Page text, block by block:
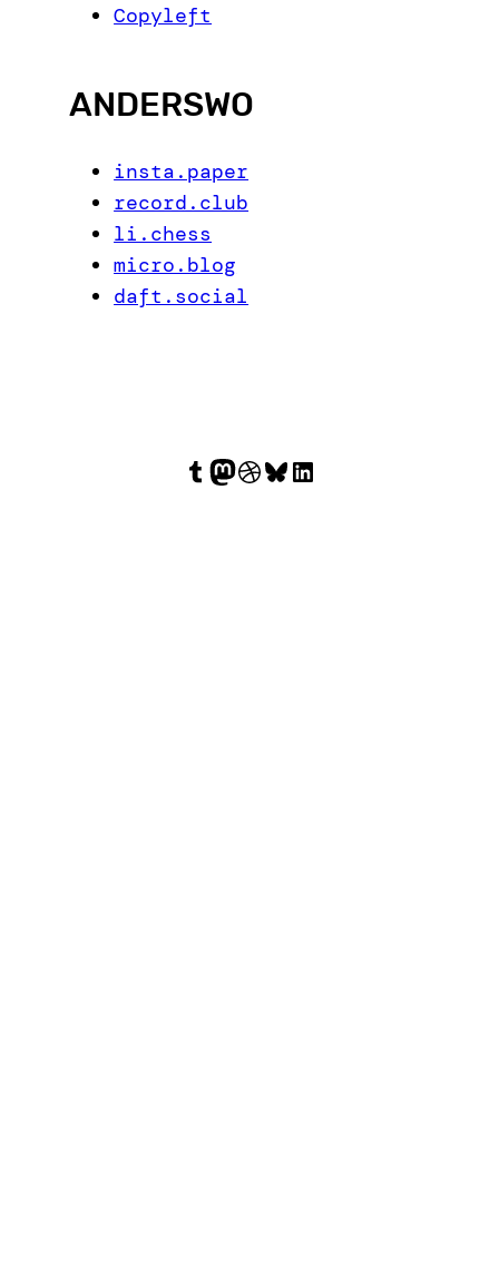
Copyleft
ANDERSWO
insta.paper
record.club
li.chess
micro.blog
daft.social
Tumblr Mastodon Dribbble Bluesky LinkedIn